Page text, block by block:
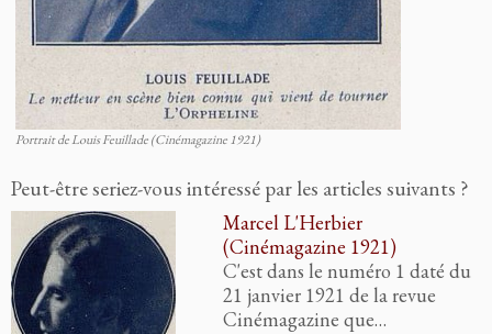
Portrait de Louis Feuillade (Cinémagazine 1921)
Peut-être seriez-vous intéressé par les articles suivants ?
Marcel L'Herbier
(Cinémagazine 1921)
C'est dans le numéro 1 daté du
21 janvier 1921 de la revue
Cinémagazine que…